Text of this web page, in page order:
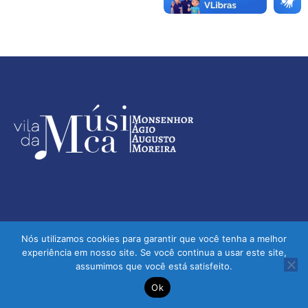
Vila da Música - Monsenhor Ágio Augusto Moreira | © 2026 -
Todos os direitos reservados
Nós utilizamos cookies para garantir que você tenha a melhor
experiência em nosso site. Se você continua a usar este site,
assumimos que você está satisfeito.
Ok